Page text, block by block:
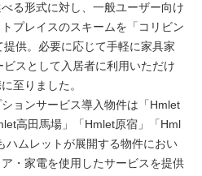
る形式に対し、一般ユーザー向け
プレイスのスキームを「コリビン
供。必要に応じて手軽に家具家
スとして入居者に利用いただけ
至りました。
ョンサービス導入物件は「Hmlet
高田馬場」「Hmlet原宿」「Hml
ハムレットが展開する物件におい
・家電を使用したサービスを提供